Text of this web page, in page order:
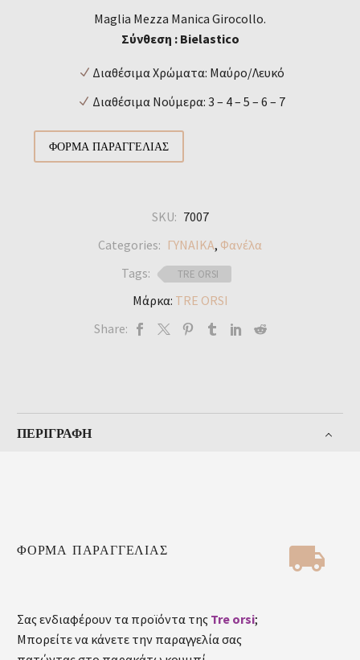
Maglia Mezza Manica Girocollo.
Σύνθεση : Bielastico
Διαθέσιμα Χρώματα: Μαύρο/Λευκό
Διαθέσιμα Νούμερα: 3 – 4 – 5 – 6 – 7
ΦΌΡΜΑ ΠΑΡΑΓΓΕΛΊΑΣ
SKU: 7007
Categories: ΓΥΝΑΙΚΑ, Φανέλα
Tags:
TRE ORSI
Μάρκα: TRE ORSI
Share:
ΠΕΡΙΓΡΑΦΉ


ΦΟΡΜΑ ΠΑΡΑΓΓΕΛΙΑΣ
Σας ενδιαφέρουν τα προϊόντα της Tre orsi;
Μπορείτε να κάνετε την παραγγελία σας